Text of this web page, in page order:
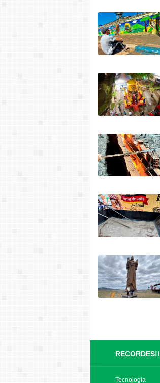
RECORDES!!
Tecnologia